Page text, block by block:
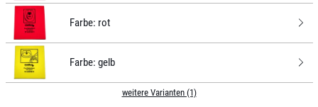
Farbe: rot
Farbe: gelb
weitere Varianten (1)